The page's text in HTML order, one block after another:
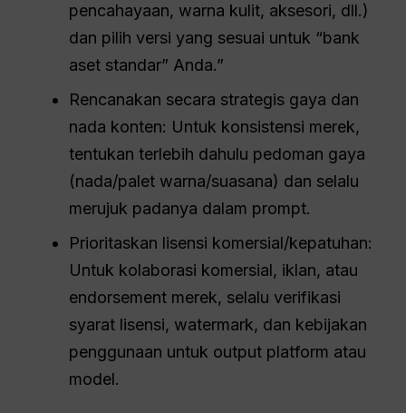
pencahayaan, warna kulit, aksesori, dll.)
dan pilih versi yang sesuai untuk “bank
aset standar” Anda.”
Rencanakan secara strategis gaya dan
nada konten: Untuk konsistensi merek,
tentukan terlebih dahulu pedoman gaya
(nada/palet warna/suasana) dan selalu
merujuk padanya dalam prompt.
Prioritaskan lisensi komersial/kepatuhan:
Untuk kolaborasi komersial, iklan, atau
endorsement merek, selalu verifikasi
syarat lisensi, watermark, dan kebijakan
penggunaan untuk output platform atau
model.